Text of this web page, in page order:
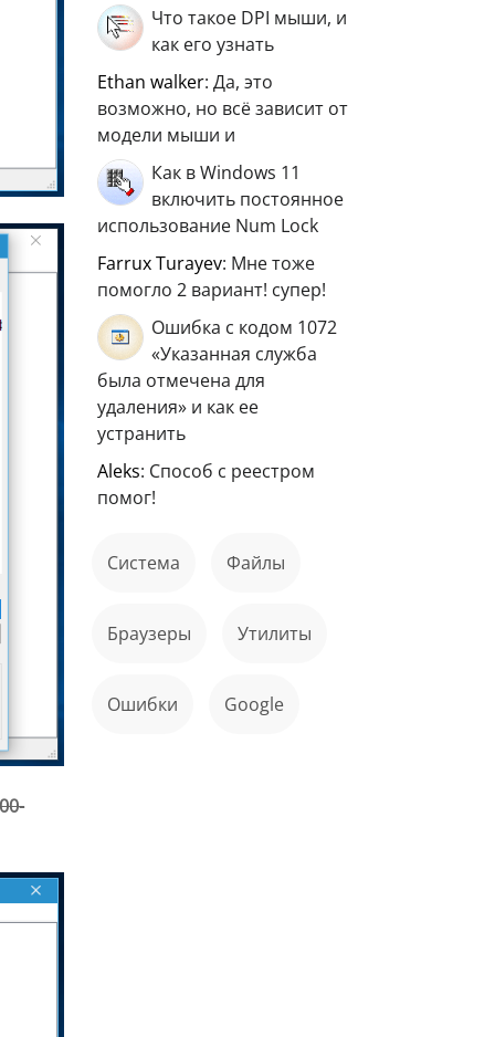
Что такое DPI мыши, и
как его узнать
ethan walker: Да, это
возможно, но всё зависит от
модели мыши и
Как в Windows 11
включить постоянное
использование Num Lock
Farrux Turayev: Мне тоже
помогло 2 вариант! супер!
Ошибка с кодом 1072
«Указанная служба
была отмечена для
удаления» и как ее
устранить
aleks: Способ с реестром
помог!
Система файлы
Браузеры Утилиты
ошибки Google